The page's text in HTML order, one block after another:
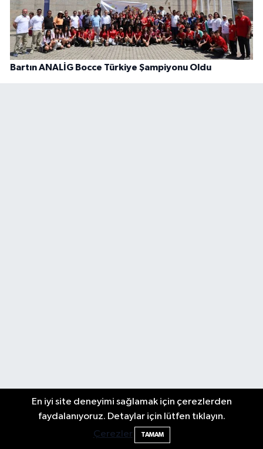
Bartın ANALİG Bocce Türkiye Şampiyonu Oldu
En iyi site deneyimi sağlamak için çerezlerden
faydalanıyoruz. Detaylar için lütfen tıklayın.
Çerezler
TAMAM